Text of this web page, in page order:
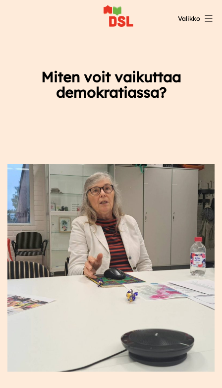
Valikko
Miten voit vaikuttaa
demokratiassa?